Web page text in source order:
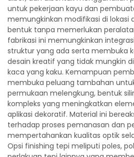
untuk pekerjaan kayu dan
memungkinkan modifikasi di lokasi
bentuk tanpa memerlukan
fabrikasi ini memungkinkan
struktur yang ada serta membuka
desain kreatif yang tidak mungkin
kaca yang kaku. Kemampuan
membuka peluang tambahan
permukaan melengkung, bentuk
kompleks yang meningkatkan
aplikasi dekoratif. Material ini
terhadap proses pemanasan dan
mempertahankan kualitas optik
Opsi finishing tepi meliputi poles,